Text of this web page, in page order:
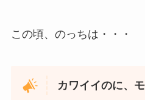
この頃、のっちは・・・
カワイイのに、